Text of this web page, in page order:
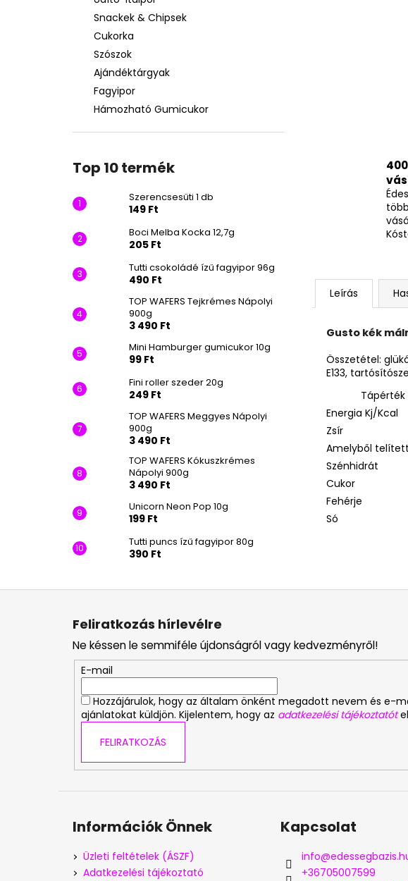
Snackek & Chipsek
Cukorka
Szószok
Ajándéktárgyak
Fagyipor
Hámozható Gumicukor
Top 10 termék
Szerencsesüti 1 db
149 Ft
Boci Melba Kocka 12,7g
205 Ft
Tutti csokoládé ízű fagyipor 96g
490 Ft
TOP WAFERS Tejkrémes Nápolyi
900g
3 490 Ft
Mini Hamburger gumicukor 10g
99 Ft
Fini roller szeder 20g
249 Ft
TOP WAFERS Meggyes Nápolyi
900g
3 490 Ft
TOP WAFERS Kókuszkrémes
Nápolyi 900g
3 490 Ft
Unicorn Neon Pop 10g
199 Ft
Tutti puncs ízű fagyipor 80g
390 Ft
Leírás
Gusto kék
Összetétel:
E133,
Tápérték
Energia Kj/Kcal
Zsír
Amelyből
Szénhidrát
Cukor
Fehérje
Só
SZERENCSESÜTI 1 DB
149 Ft
L
Feliratkozás hírlevélre
Ne késsen le semmiféle újdonságról vagy kedvezményről!
E-mail
Hozzájárulok, hogy az általam önként megadott nevem és e-
ajánlatokat küldjön. Kijelentem, hogy az adatkezelési tájékoztatót
FELIRATKOZÁS
Információk Önnek
Üzleti feltételek (ÁSZF)
Adatkezelési tájékoztató
Kapcsolat
info@
+36705007599